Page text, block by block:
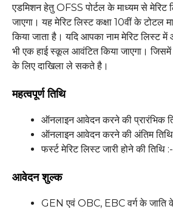
एडमिशन हेतु OFSS पोर्टल के माध्यम से मेरिट
जाएगा। यह मेरिट लिस्ट कक्षा 10वीं के टोटल
किया जाता है। यदि आपका नाम मेरिट लिस्ट
भी एक हाई स्कूल आवंटित किया जाएगा।
के लिए दाखिला ले सकते है।
महत्वपूर्ण तिथि
ऑनलाइन आवेदन करने की प्रारंभिक
ऑनलाइन आवेदन करने की अंतिम
फर्स्ट मेरिट लिस्ट जारी होने की
आवेदन शुल्क
GEN एवं OBC, EBC वर्ग के जाति